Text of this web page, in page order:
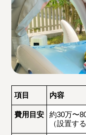
項目 内容
費用目安
約30万〜
（設置す